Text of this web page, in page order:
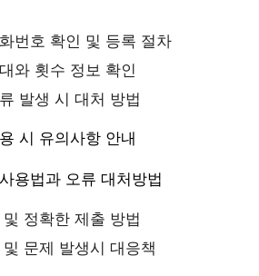
번호 확인 및 등록 절차
와 횟수 정보 확인
발생 시 대처 방법
시 유의사항 안내
용법과 오류 대처방법
정확한 제출 방법
문제 발생시 대응책